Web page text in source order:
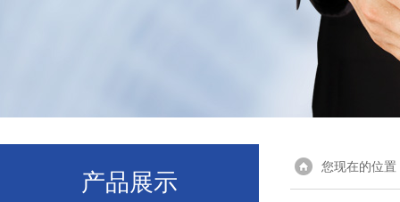
产品展示
您现在的位置